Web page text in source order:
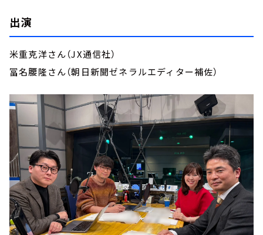
出演
米重克洋さん（JX通信社）
冨名腰隆さん（朝日新聞ゼネラルエディター補佐）